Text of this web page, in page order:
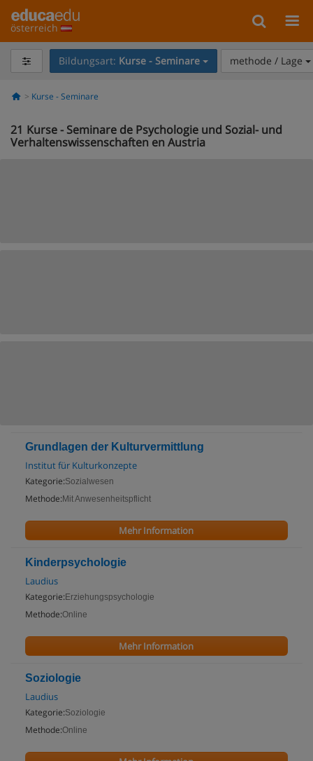
österreich
Bildungsart: Kurse - Seminare methode / Lage
Kurse - Seminare
21 Kurse - Seminare de Psychologie und Sozial- und
Verhaltenswissenschaften en Austria
Grundlagen der Kulturvermittlung
Institut für Kulturkonzepte
Kategorie:Sozialwesen
Methode: Mit Anwesenheitspflicht
Mehr Information
Kinderpsychologie
Laudius
Kategorie: Erziehungspsychologie
Methode:Online
Mehr Information
Soziologie
Laudius
Kategorie:Soziologie
Methode:Online